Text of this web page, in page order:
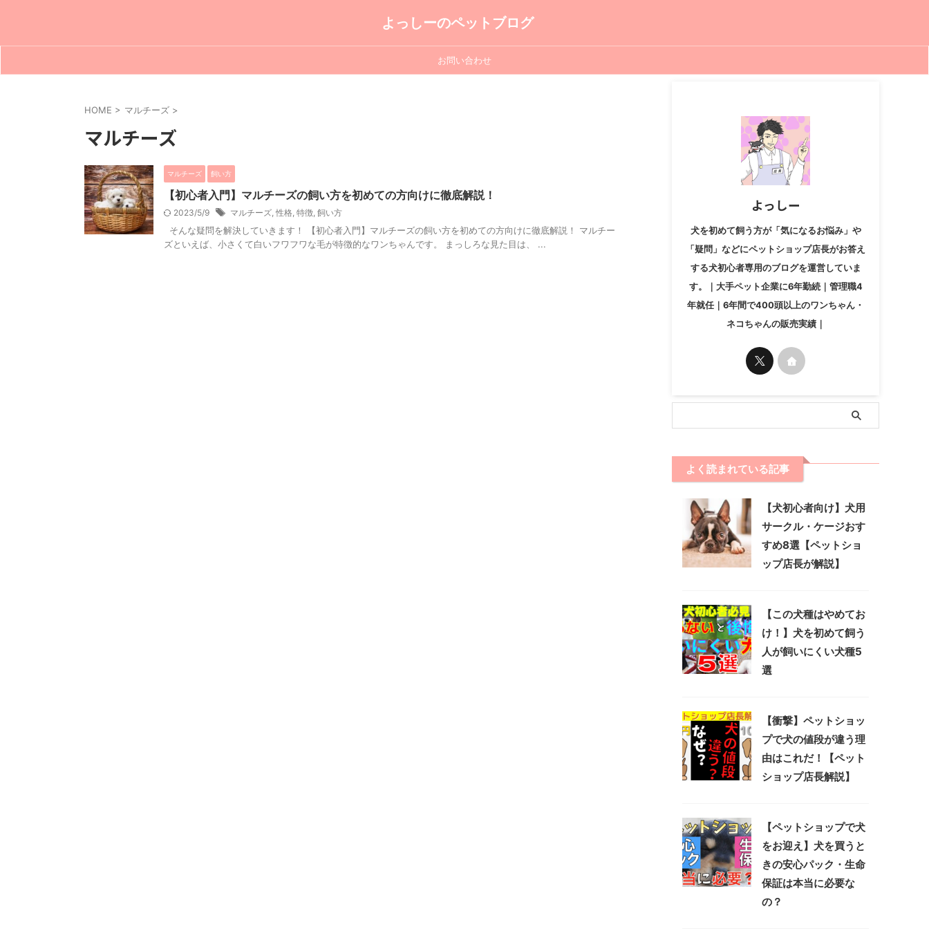
よっしーのペットブログ
お問い合わせ
HOME > マルチーズ >
マルチーズ
マルチーズ 飼い方
【初心者入門】マルチーズの飼い方を初めての方向けに徹底解説！
2023/5/9 マルチーズ, 性格, 特徴, 飼い方
そんな疑問を解決していきます！ 【初心者入門】マルチーズの飼い方を初めての方向けに徹底解説！ マルチー
ズといえば、小さくて白いフワフワな毛が特徴的なワンちゃんです。 まっしろな見た目は、 ...
よっしー
犬を初めて飼う方が「気になるお悩み」や
「疑問」などにペットショップ店長がお答え
する犬初心者専用のブログを運営していま
す。｜大手ペット企業に6年勤続｜管理職4
年就任｜6年間で400頭以上のワンちゃん・
ネコちゃんの販売実績｜
よく読まれている記事
【犬初心者向け】犬用
サークル・ケージおす
すめ8選【ペットショ
ップ店長が解説】
【この犬種はやめてお
け！】犬を初めて飼う
人が飼いにくい犬種5
選
【衝撃】ペットショッ
プで犬の値段が違う理
由はこれだ！【ペット
ショップ店長解説】
【ペットショップで犬
をお迎え】犬を買うと
きの安心パック・生命
保証は本当に必要な
の？